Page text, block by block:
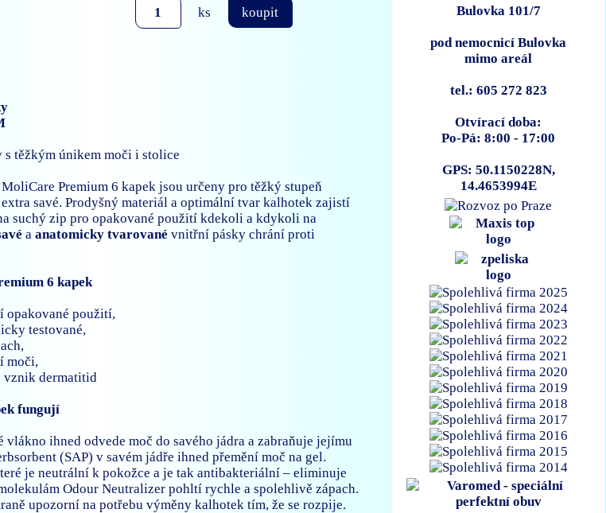
ks koupit
těžkým únikem moči i stolice
Premium 6 kapek jsou určeny pro těžký stupeň
savé. Prodyšný materiál a optimální tvar kalhotek zajistí
suchý zip pro opakované použití kdekoli a kdykoli na
a anatomicky tvarovanévnitřní pásky chrání proti
6 kapek
opakované použití,
testované,
moči,
vznik dermatitid
fungují
ihned odvede moč do savého jádra a zabraňuje jejímu
(SAP) v savém jádře ihned přemění moč na gel.
je neutrální k pokožce a je tak antibakteriální – eliminuje
Odour Neutralizer pohltí rychle a spolehlivě zápach.
upozorní na potřebu výměny kalhotek tím, že se rozpije.
Bulovka 101/7
pod nemocnicí Bulovka
mimo areál
tel.: 605 272 823
Otvírací doba:
Po-Pá: 8:00 - 17:00
GPS: 50.1150228N,
14.4653994E